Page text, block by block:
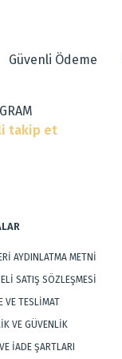
Güvenli Ödeme
takip et
AYDINLATMA METNİ
SATIŞ SÖZLEŞMESİ
VE TESLİMAT
VE GÜVENLİK
İADE ŞARTLARI